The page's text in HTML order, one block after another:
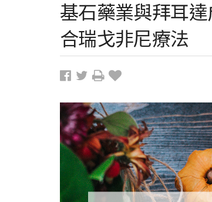
基石藥業與拜耳
合瑞戈非尼療法